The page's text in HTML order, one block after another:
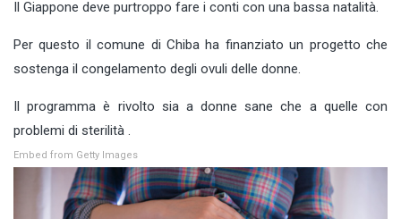
Il Giappone deve purtroppo fare i conti con una bassa natalità.
Per questo il comune di Chiba ha finanziato un progetto che
sostenga il congelamento degli ovuli delle donne.
Il programma è rivolto sia a donne sane che a quelle con
problemi di sterilità .
Embed from Getty Images